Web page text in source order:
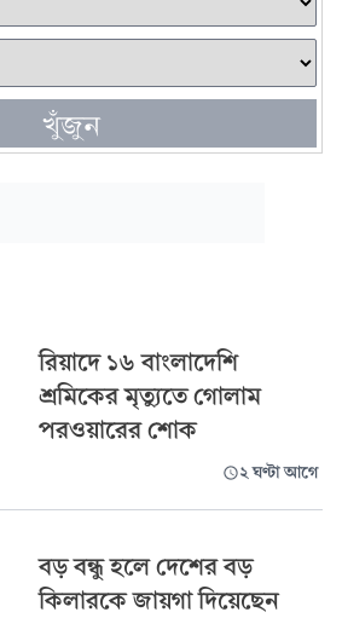
খুঁজুন
রিয়াদে ১৬ বাংলাদেশি
শ্রমিকের মৃত্যুতে গোলাম
পরওয়ারের শোক
২ ঘণ্টা আগে
বড় বন্ধু হলে দেশের বড়
কিলারকে জায়গা দিয়েছেন